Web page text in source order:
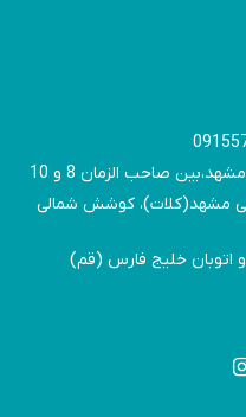
صاحب الزمان 8 و 10
مشهد(کلات)، کوشش شمالی
اتوبان خلیج فارس (قم)